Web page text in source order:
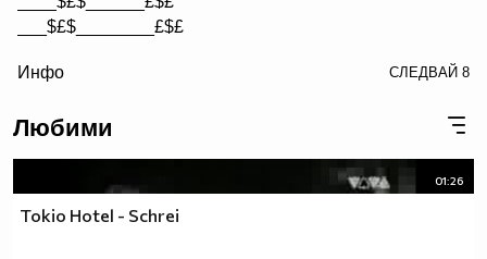
___$£$________£$£
£$£$£$________$£$£$
Инфо СЛЕДВАЙ 8
Любими
01:26
Tokio Hotel - Schrei